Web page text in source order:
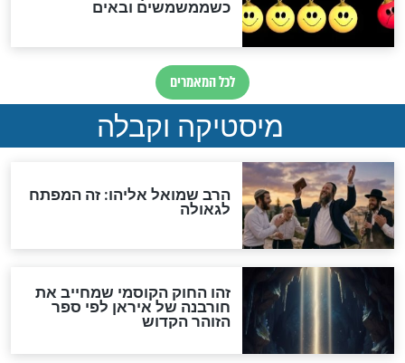
מה יהיה בימות המשיח?
"לפני הגאולה תהיה אפיקורסות
והכחשה גדולה מאוד של
האמונה"